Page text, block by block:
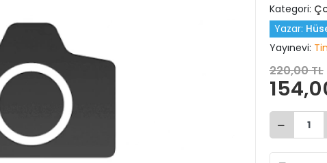
Kategori:
Yazar:
Yayınevi:
220,00 TL